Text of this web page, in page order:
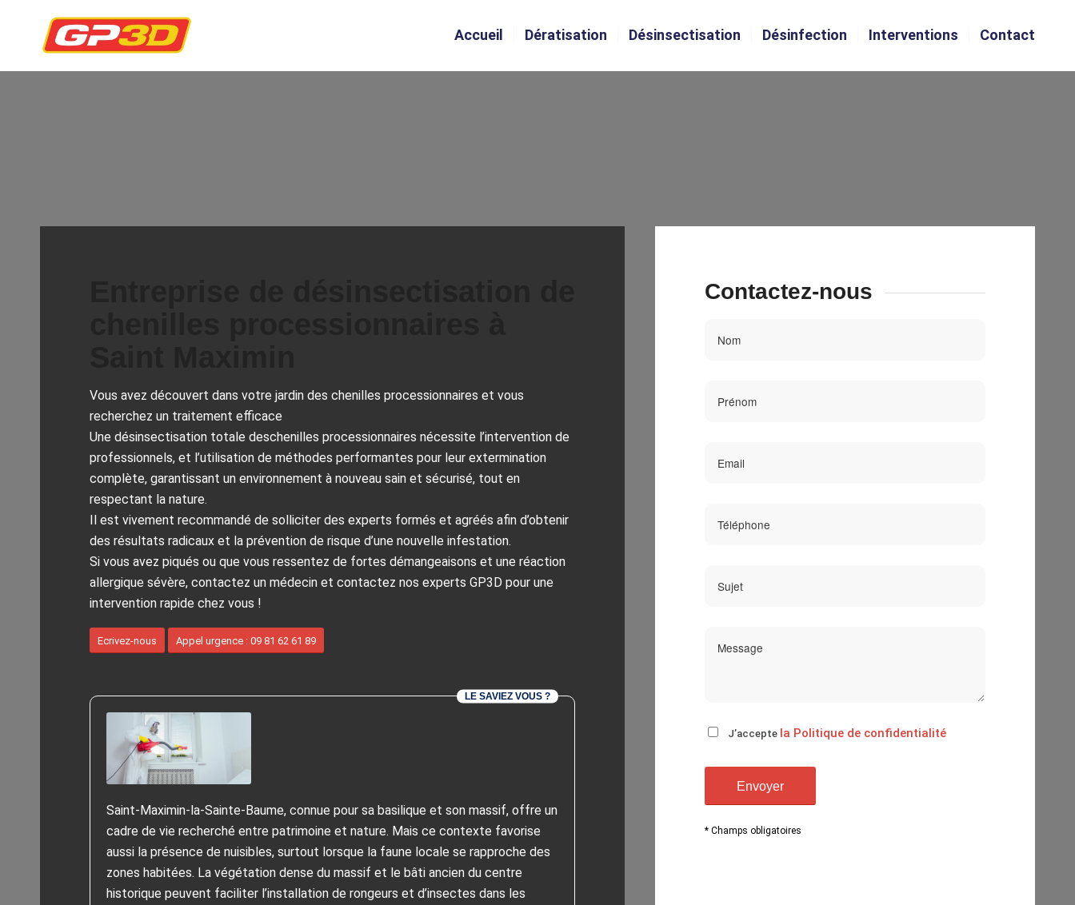
Accueil Dératisation Désinsectisation Désinfection Interventions Contact
Vous avez découvert dans votre jardin des chenilles processionnaires et vous
recherchez un traitement efficace
Une désinsectisation totale deschenilles processionnaires nécessite l’intervention de
professionnels, et l’utilisation de méthodes performantes pour leur extermination
complète, garantissant un environnement à nouveau sain et sécurisé, tout en
respectant la nature.
Il est vivement recommandé de solliciter des experts formés et agréés afin d’obtenir
des résultats radicaux et la prévention de risque d’une nouvelle infestation.
Si vous avez piqués ou que vous ressentez de fortes démangeaisons et une réaction
allergique sévère, contactez un médecin et contactez nos experts GP3D pour une
intervention rapide chez vous !
Ecrivez-nous Appel urgence : 09 81 62 61 89
LE SAVIEZ VOUS ?
Saint‑Maximin‑la‑Sainte‑Baume, connue pour sa basilique et son massif, offre un
cadre de vie recherché entre patrimoine et nature. Mais ce contexte favorise
aussi la présence de nuisibles, surtout lorsque la faune locale se rapproche des
zones habitées. La végétation dense du massif et le bâti ancien du centre
historique peuvent faciliter l’installation de rongeurs et d’insectes dans les
Contactez-nous
J’accepte la Politique de confidentialité
* Champs obligatoires